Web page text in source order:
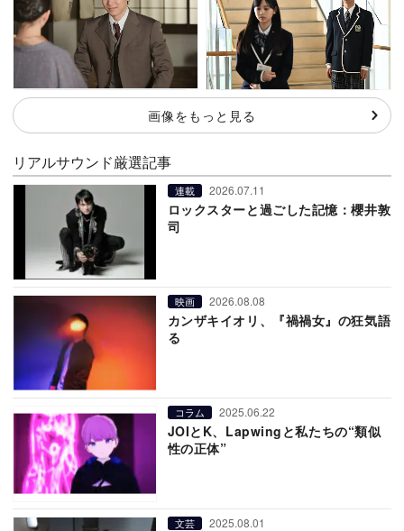
画像をもっと見る
リアルサウンド厳選記事
連載 2026.07.11
ロックスターと過ごした記憶：櫻井敦
司
映画 2026.08.08
カンザキイオリ、『禍禍女』の狂気語
る
コラム 2025.06.22
JOIとK、Lapwingと私たちの“類似
性の正体”
文芸 2025.08.01